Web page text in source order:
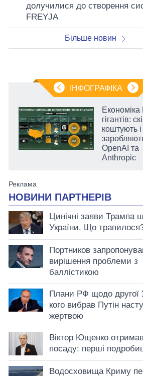
долучилися до створення
FREYJA
Більше новин
ІНФОГРАФІКА
Економіка
гігантів:
коштують і
OpenAI та
Anthropic